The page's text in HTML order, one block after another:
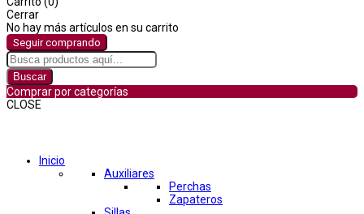
Cerrar
No hay más artículos en su carrito
Seguir comprando
Buscar
Comprar por categorías
CLOSE
Inicio
Auxiliares
Perchas
Zapateros